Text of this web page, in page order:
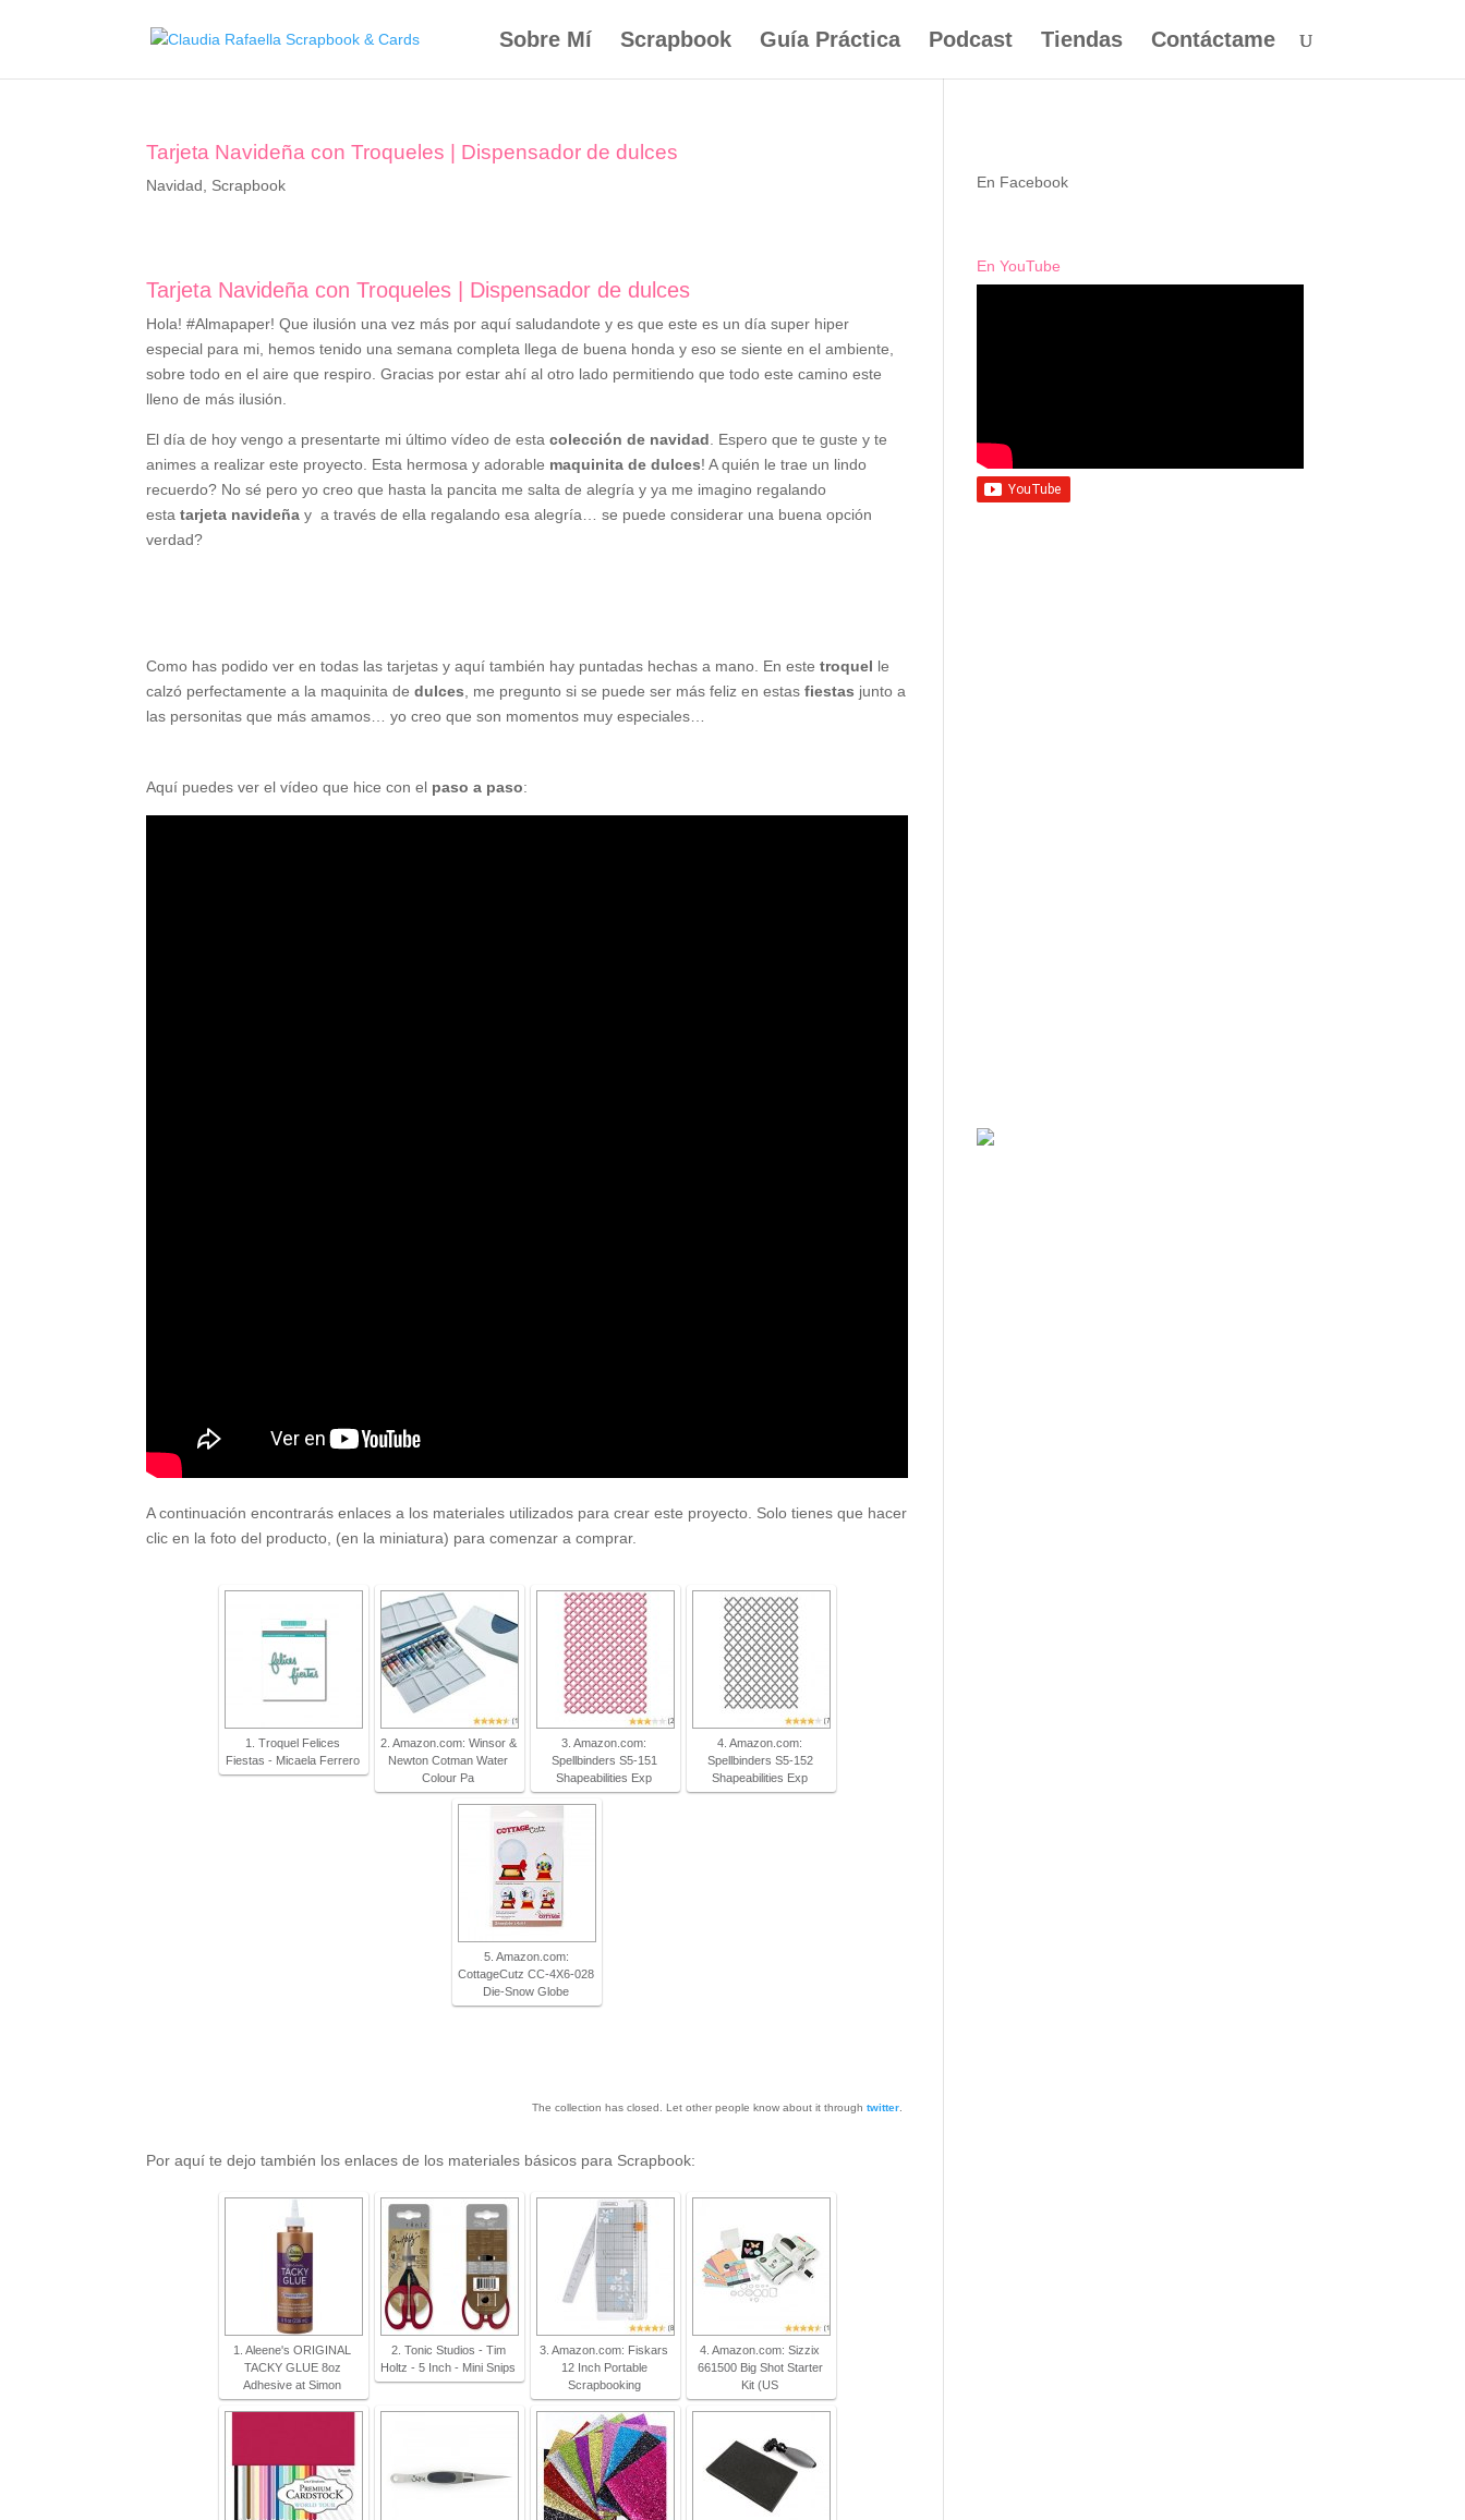
Sobre Mí Scrapbook Guía Práctica Podcast Tiendas Contáctame
Tarjeta Navideña con Troqueles | Dispensador de dulces
Navidad Scrapbook
Tarjeta Navideña con Troqueles | Dispensador de dulces
Hola! #Almapaper! Que ilusión una vez más por aquí saludandote y es que este es un día super hiper
especial para mi, hemos tenido una semana completa llega de buena honda y eso se siente en el ambiente,
sobre todo en el aire que respiro. Gracias por estar ahí al otro lado permitiendo que todo este camino este
lleno de más ilusión.
El día de hoy vengo a presentarte mi último vídeo de estacolección de navidad . Espero que te guste y te
animes a realizar este proyecto. Esta hermosa y adorable maquinita de dulces! A quién le trae un lindo
recuerdo? No sé pero yo creo que hasta la pancita me salta de alegría y ya me imagino regalando
estatarjeta navideña y a través de ella regalando esa alegría… se puede considerar una buena opción
verdad?
Como has podido ver en todas las tarjetas y aquí también hay puntadas hechas a mano. En estetroquel le
calzó perfectamente a la maquinita dedulces , me pregunto si se puede ser más feliz en estasfiestas junto a
las personitas que más amamos… yo creo que son momentos muy especiales…
Aquí puedes ver el vídeo que hice con el paso a paso:
A continuación encontrarás enlaces a los materiales utilizados para crear este proyecto. Solo tienes que hacer
clic en la foto del producto, (en la miniatura) para comenzar a comprar.
1. Troquel Felices
Fiestas - Micaela Ferrero
2. Amazon.com: Winsor &
Newton Cotman Water
Colour Pa
3. Amazon.com:
Spellbinders S5-151
Shapeabilities Exp
4. Amazon.com:
Spellbinders S5-152
Shapeabilities Exp
5. Amazon.com:
CottageCutz CC-4X6-028
Die-Snow Globe
The collection has closed. Let other people know about it throughtwitter
Por aquí te dejo también los enlaces de los materiales básicos para Scrapbook:
1. Aleene's ORIGINAL
TACKY GLUE 8oz
Adhesive at Simon
2. Tonic Studios - Tim
Holtz - 5 Inch - Mini Snips
3. Amazon.com: Fiskars
12 Inch Portable
Scrapbooking
4. Amazon.com: Sizzix
661500 Big Shot Starter
Kit (US
En Facebook
En YouTube